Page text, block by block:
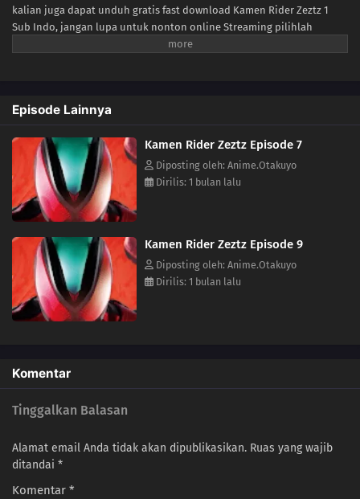
kalian juga dapat unduh gratis fast download Kamen Rider Zeztz 1
Sub Indo, jangan lupa untuk nonton online Streaming pilihlah
kualitas 240P 360P 480P 720P sesuai koneksi ke size lebih kecil untuk
Episode Lainnya
Kamen Rider Zeztz Episode 7
Diposting oleh: Anime.Otakuyo
Dirilis: 1 bulan lalu
Kamen Rider Zeztz Episode 9
Diposting oleh: Anime.Otakuyo
Dirilis: 1 bulan lalu
Komentar
Tinggalkan Balasan
Alamat email Anda tidak akan dipublikasikan. Ruas yang wajib
ditandai *
Komentar *